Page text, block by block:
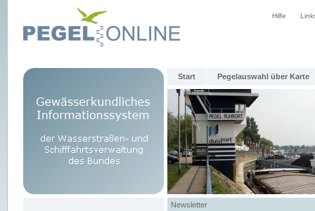
Hilfe
Start Pegelauswahl über Karte
Newsletter